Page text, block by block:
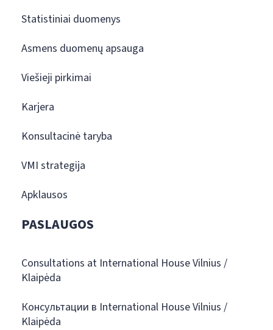
Statistiniai duomenys
Asmens duomenų apsauga
Viešieji pirkimai
Karjera
Konsultacinė taryba
VMI strategija
Apklausos
PASLAUGOS
Consultations at International House Vilnius /
Klaipėda
Консультации в International House Vilnius /
Klaipėda